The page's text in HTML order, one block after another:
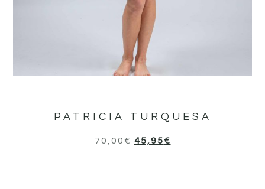
PATRICIA TURQUESA
70,00 € 45,95€